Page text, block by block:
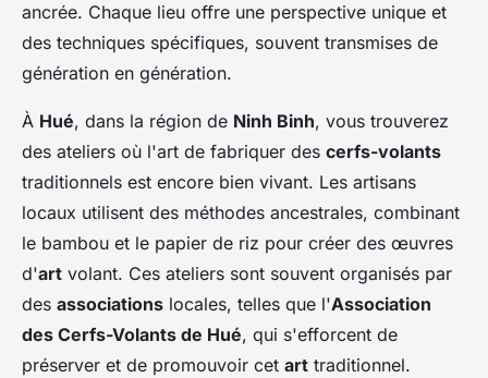
ancrée. Chaque lieu offre une perspective unique et
des techniques spécifiques, souvent transmises de
génération en génération.
À Hué, dans la région de Ninh Binh, vous trouverez
des ateliers où l'art de fabriquer des cerfs-volants
traditionnels est encore bien vivant. Les artisans
locaux utilisent des méthodes ancestrales, combinant
le bambou et le papier de riz pour créer des œuvres
d'art volant. Ces ateliers sont souvent organisés par
des associations locales, telles que l'Association
des Cerfs-Volants de Hué, qui s'efforcent de
préserver et de promouvoir cet art traditionnel.